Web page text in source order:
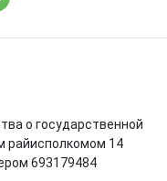
о государственной
райисполкомом 14
693179484